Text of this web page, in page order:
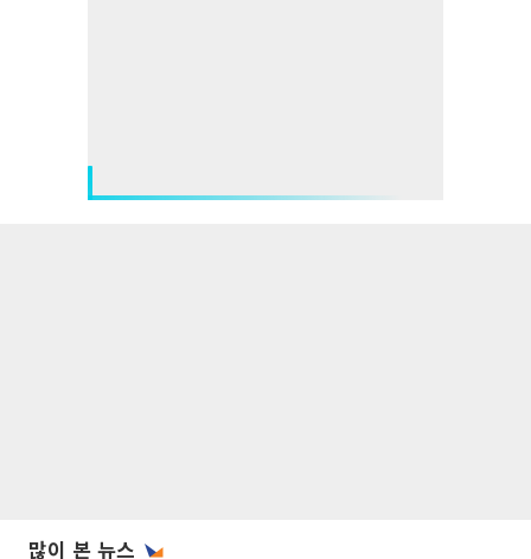
많이 본 뉴스